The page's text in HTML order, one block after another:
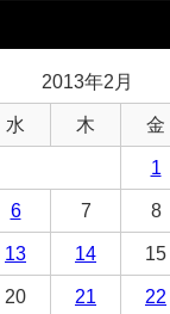
2013年2月
水 木 金
1
6 7 8
13 14 15
20 21 22